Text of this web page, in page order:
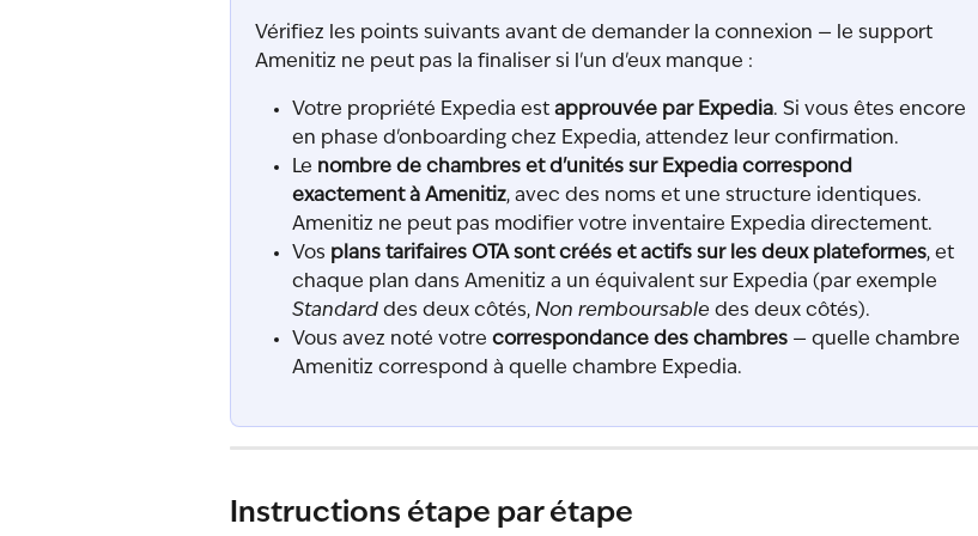
Vérifiez les points suivants avant de demander la connexion — le support
Amenitiz ne peut pas la finaliser si l'un d'eux manque :
Votre propriété Expedia est approuvée par Expedia. Si vous êtes encore
en phase d'onboarding chez Expedia, attendez leur confirmation.
Le nombre de chambres et d'unités sur Expedia correspond
exactement à Amenitiz, avec des noms et une structure identiques.
Amenitiz ne peut pas modifier votre inventaire Expedia directement.
Vos plans tarifaires OTA sont créés et actifs sur les deux plateformes, et
chaque plan dans Amenitiz a un équivalent sur Expedia (par exemple
Standard des deux côtés, Non remboursable des deux côtés).
Vous avez noté votre correspondance des chambres — quelle chambre
Amenitiz correspond à quelle chambre Expedia.
Instructions étape par étape